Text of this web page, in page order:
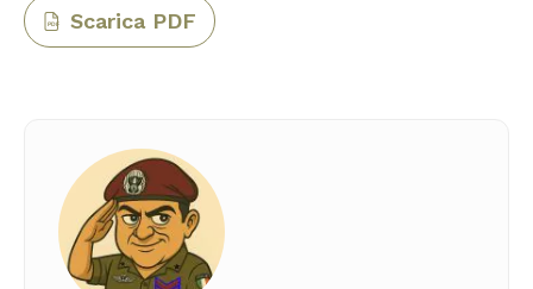
PDF Scarica PDF